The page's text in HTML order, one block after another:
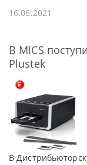
16.06.2021
В MICS
Plustek
В